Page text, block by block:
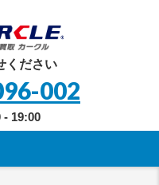
ください
002
- 19:00